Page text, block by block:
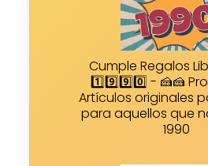
Cumple Regalos
1️⃣9️⃣9️⃣0️⃣ - 🍰🍰
Artículos originales
para aquellos que
1990